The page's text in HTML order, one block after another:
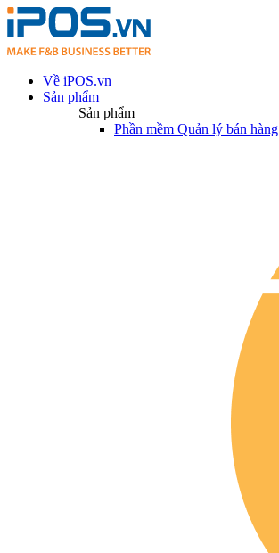
Về iPOS.vn
Sản phẩm
Sản phẩm
Phần mềm Quản lý bán hàng